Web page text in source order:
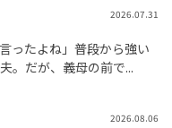
愛ある駄目出し」「大成功の
2026.07.31
ったよね」普段から強い
。だが、義母の前で...
2026.08.06